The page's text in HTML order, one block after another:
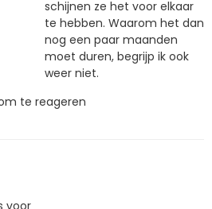
schijnen ze het voor elkaar
te hebben. Waarom het dan
nog een paar maanden
moet duren, begrijp ik ook
weer niet.
te reageren